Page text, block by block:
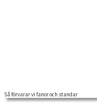
Så förvarar vi fanor och standar